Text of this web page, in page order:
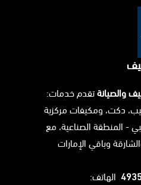
والصيانةتقدم خدمات:
دكت، ومكيفات مركزية
- المنطقة الصناعية، مع
وباقي الإمارات
الهاتف: